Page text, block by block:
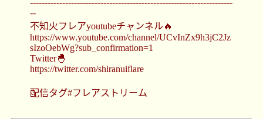
---------------------------------------------------------------------
--
不知火フレアyoutubeチャンネル🔥
https://www.youtube.com/channel/UCvInZx9h3jC2Jz
sIzoOebWg?sub_confirmation=1
Twitter🐣
https://twitter.com/shiranuiflare
配信タグ#フレアストリーム